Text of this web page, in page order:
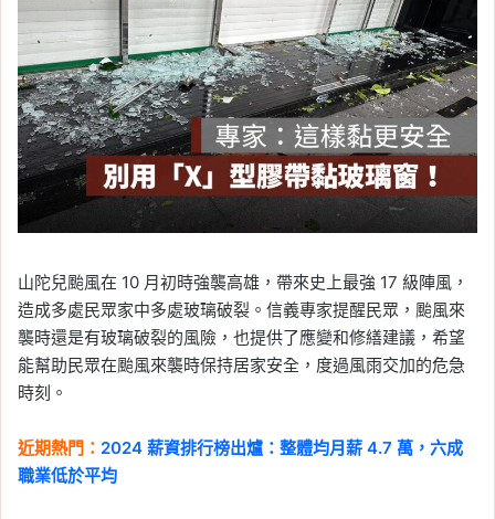
山陀兒颱風在 10 月初時強襲高雄，帶來史上最強 17 級陣風，
造成多處民眾家中多處玻璃破裂。信義專家提醒民眾，颱風來
襲時還是有玻璃破裂的風險，也提供了應變和修繕建議，希望
能幫助民眾在颱風來襲時保持居家安全，度過風雨交加的危急
時刻。
近期熱門： 2024 薪資排行榜出爐：整體均月薪 4.7 萬，六成
職業低於平均